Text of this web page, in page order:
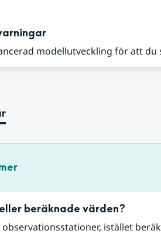
modellutveckling för att du
beräknade värden?
istället